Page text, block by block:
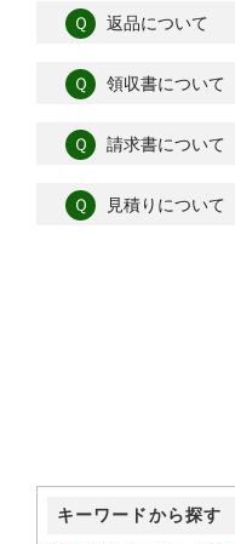
Ｑ 返品について
Ｑ 領収書について
Ｑ 請求書について
Ｑ 見積りについて
キーワードから探す